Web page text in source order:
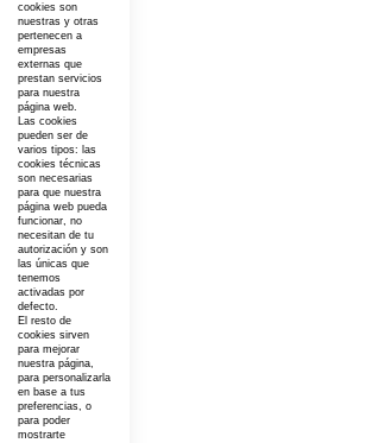
cookies son
nuestras y otras
pertenecen a
empresas
externas que
prestan servicios
para nuestra
página web.
Las cookies
pueden ser de
varios tipos: las
cookies técnicas
son necesarias
para que nuestra
página web pueda
funcionar, no
necesitan de tu
autorización y son
las únicas que
tenemos
activadas por
defecto.
El resto de
cookies sirven
para mejorar
nuestra página,
para personalizarla
en base a tus
preferencias, o
para poder
mostrarte